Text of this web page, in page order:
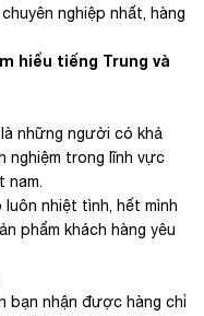
nghiệp nhất, hàng
hiểu tiếng Trung và
những người có khả
nghiệm trong lĩnh vực
nam.
nhiệt tình, hết mình
phẩm khách hàng yêu
bạn nhận được hàng chỉ